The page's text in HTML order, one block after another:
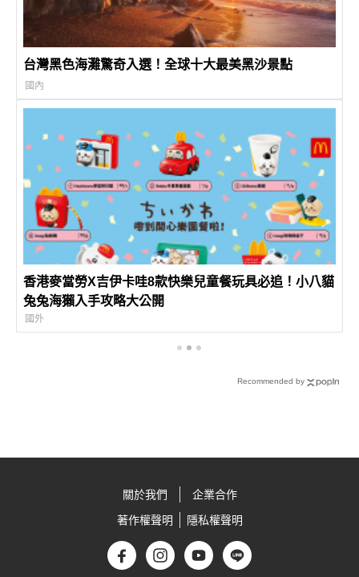
台灣黑色海灘驚奇入選！全球十大最美黑沙景點
國內
香港麥當勞X吉伊卡哇8款快樂兒童餐玩具必追！小八貓
兔兔海獺入手攻略大公開
國外
Recommended by
關於我們
企業合作
著作權聲明
隱私權聲明